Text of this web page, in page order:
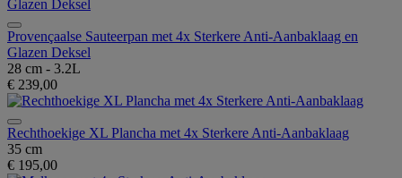
Provençaalse Sauteerpan met 4x Sterkere Anti-Aanbaklaag en
Glazen Deksel
28 cm - 3.2L
€ 239,00
Rechthoekige XL Plancha met 4x Sterkere Anti-Aanbaklaag
35 cm
€ 195,00